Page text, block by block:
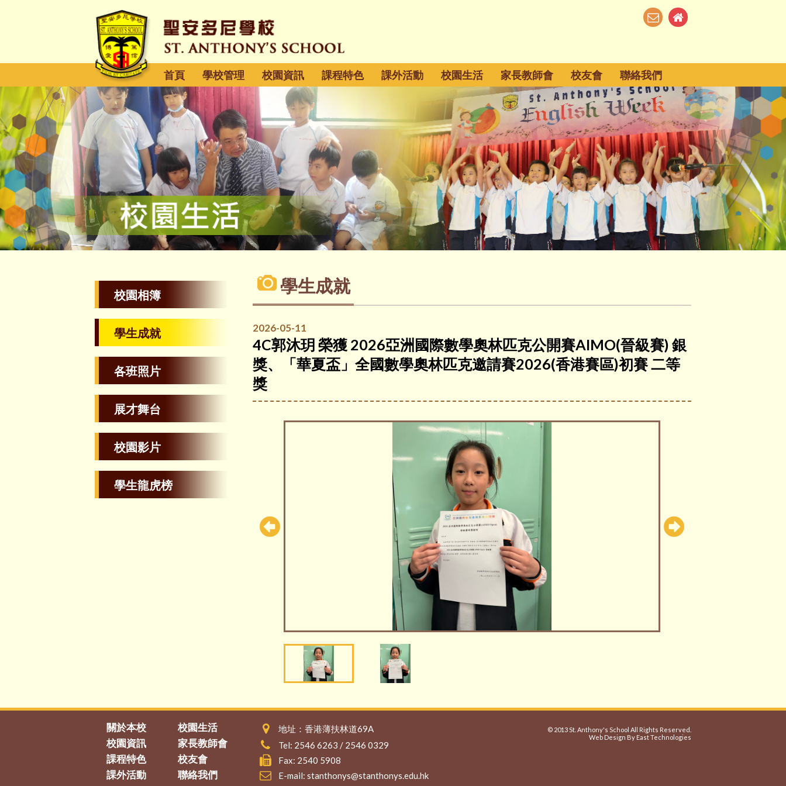
首頁 學校管理 校園資訊 課程特色 課外活動 校園生活 家長教師會 校友會 聯絡我們
校園相簿
學生成就
各班照片
展才舞台
校園影片
學生龍虎榜
學生成就
2026-05-11
4C郭沐玥 榮獲 2026亞洲國際數學奧林匹克公開賽AIMO(晉級賽) 銀
獎、「華夏盃」全國數學奧林匹克邀請賽2026(香港賽區)初賽 二等
獎
關於本校
校園資訊
課程特色
課外活動
校園生活
家長教師會
校友會
聯絡我們
地址：香港薄扶林道69A
Tel: 2546 6263 / 2546 0329
Fax: 2540 5908
E-mail: stanthonys@stanthonys.edu.hk
© 2013 St. Anthony's School All Rights Reserved.
Web Design By East Technologies